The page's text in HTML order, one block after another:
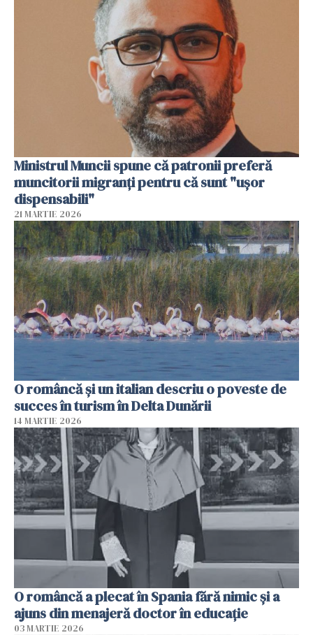
Ministrul Muncii spune că patronii preferă
muncitorii migranți pentru că sunt "uşor
dispensabili"
21 MARTIE 2026
O româncă și un italian descriu o poveste de
succes în turism în Delta Dunării
14 MARTIE 2026
O româncă a plecat în Spania fără nimic și a
ajuns din menajeră doctor în educație
03 MARTIE 2026